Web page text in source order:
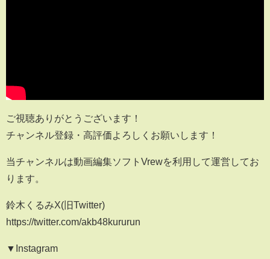
ご視聴ありがとうございます！
チャンネル登録・高評価よろしくお願いします！
当チャンネルは動画編集ソフトVrewを利用して運営してお
ります。
鈴木くるみX(旧Twitter)
https://twitter.com/akb48kururun
▼Instagram